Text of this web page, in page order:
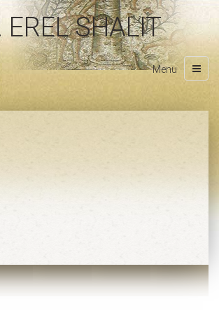
EREL SHALIT